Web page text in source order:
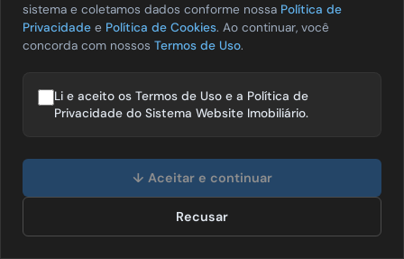
vale planejar o investimento considerando esse
piso real, não apenas o mínimo que o sistema
Tráfego pago ou SEO orgânico:
qual vale mais a pena para
sistema e coletamos dados conforme nossa Política de
Privacidade e Política de Cookies. Ao continuar, você
concorda com nossos Termos de Uso.
Li e aceito os Termos de Uso e a Política de
Privacidade do Sistema Website Imobiliário.
↓ Aceitar e continuar
Recusar
imóveis? 😊